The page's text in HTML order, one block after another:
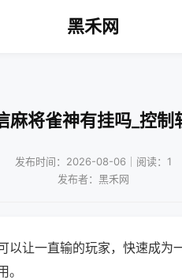
黑禾网
麻将雀神有挂吗_控
发布时间：2026-08-06｜阅读：1
发布者：黑禾网
以让一直输的玩家，快速成为